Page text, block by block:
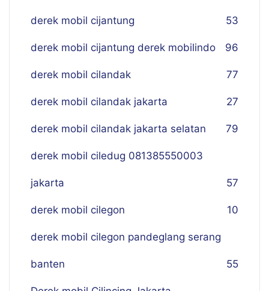
derek mobil cijantung 53
derek mobil cijantung derek mobilindo 96
derek mobil cilandak 77
derek mobil cilandak jakarta 27
derek mobil cilandak jakarta selatan 79
derek mobil ciledug 081385550003
jakarta 57
derek mobil cilegon 10
derek mobil cilegon pandeglang serang
banten 55